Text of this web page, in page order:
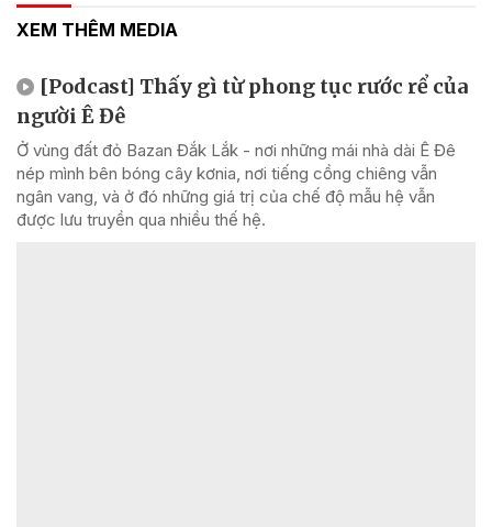
XEM THÊM MEDIA
[Podcast] Thấy gì từ phong tục rước rể của
người Ê Đê
Ở vùng đất đỏ Bazan Đắk Lắk - nơi những mái nhà dài Ê Đê
nép mình bên bóng cây kơnia, nơi tiếng cồng chiêng vẫn
ngân vang, và ở đó những giá trị của chế độ mẫu hệ vẫn
được lưu truyền qua nhiều thế hệ.